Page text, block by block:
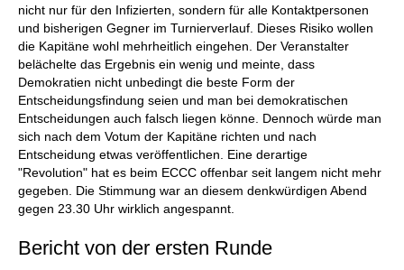
nicht nur für den Infizierten, sondern für alle Kontaktpersonen
und bisherigen Gegner im Turnierverlauf. Dieses Risiko wollen
die Kapitäne wohl mehrheitlich eingehen. Der Veranstalter
belächelte das Ergebnis ein wenig und meinte, dass
Demokratien nicht unbedingt die beste Form der
Entscheidungsfindung seien und man bei demokratischen
Entscheidungen auch falsch liegen könne. Dennoch würde man
sich nach dem Votum der Kapitäne richten und nach
Entscheidung etwas veröffentlichen. Eine derartige
"Revolution" hat es beim ECCC offenbar seit langem nicht mehr
gegeben. Die Stimmung war an diesem denkwürdigen Abend
gegen 23.30 Uhr wirklich angespannt.
Bericht von der ersten Runde